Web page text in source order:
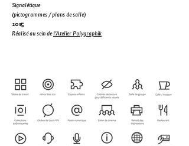
Signalétique
(pictogrammes / plans de salle)
2015
Réalisé au sein del'Atelier Polygraphik